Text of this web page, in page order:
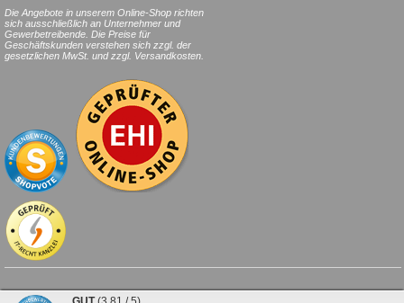
Die Angebote in unserem Online-Shop richten
sich ausschließlich an Unternehmer und
Gewerbetreibende. Die Preise für
Geschäftskunden verstehen sich zzgl. der
gesetzlichen MwSt. und zzgl. Versandkosten.
© 2026HILDE24.de. Alle Rechte